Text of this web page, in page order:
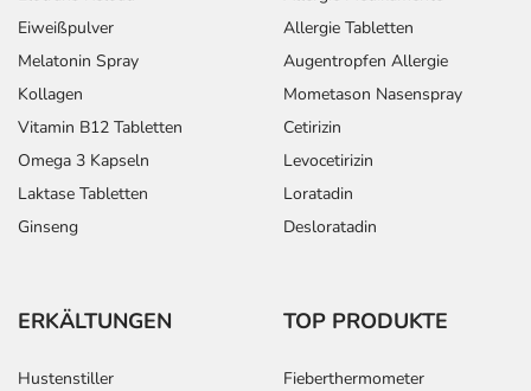
Folgebehandlung:
Vorübergehende
Durchblutungsstörung
der Hirngefäße,
leichter ischämischer
Schlaganfall: In
Kombination mit
anderen Arzneimitteln:
Erstdosis - einmalige
Erwachsene
Patienten
4 Tabletten
Durchblutungsstörung
leichter ischämischer
und ältere
Eiweißpulver
Melatonin Spray
Kollagen
Vitamin B12 Tabletten
Omega 3 Kapseln
Laktase Tabletten
Ginseng
Allergie Tabletten
Augentropfen Allergie
Mometason Nasenspray
Cetirizin
Levocetirizin
Loratadin
Desloratadin
ERKÄLTUNGEN
Hustenstiller
TOP PRODUKTE
Fieberthermometer